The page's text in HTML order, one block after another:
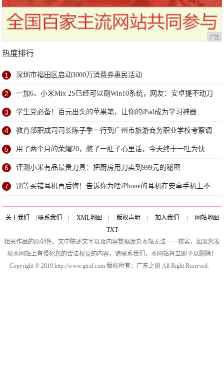
广告
热度排行
1 深圳市福田区启动3000万消费券惠民活动
2 一加6、小米Mix 2S已经可以刷Win10系统，网友：安卓提不动刀
了？
3 学生党必备！百元出头的苹果笔，让你的iPad成为学习神器
4 教育部职成司司长陈子季一行到广州市旅游商务职业学校考察调
研
5 用了两个月的荣耀20，憋了一肚子心里话，今天终于一吐为快
6 评测小米有品最贵刀具：把厨房用刀卖到999元的秘密
7 别等买错耳机再后悔！告诉你为啥iPhone的耳机在安卓手机上不
能用
关于我们 联系我们 XML地图 版权声明 加入我们
网站地图
TXT
相关作品的原创性、文中陈述文字以及内容数据庞杂本站无法一一核实，如果您发
现本网站上有侵犯您的合法权益的内容，请联系我们，本网站将立即予以删除！
Copyright © 2019 http://www.gtrzf.com 版权所有：广东之窗 All Right Reserved.